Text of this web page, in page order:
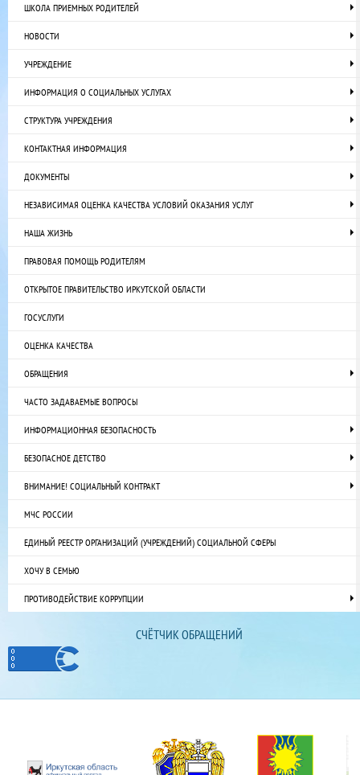
ШКОЛА ПРИЕМНЫХ РОДИТЕЛЕЙ
НОВОСТИ
УЧРЕЖДЕНИЕ
ИНФОРМАЦИЯ О СОЦИАЛЬНЫХ УСЛУГАХ
СТРУКТУРА УЧРЕЖДЕНИЯ
КОНТАКТНАЯ ИНФОРМАЦИЯ
ДОКУМЕНТЫ
НЕЗАВИСИМАЯ ОЦЕНКА КАЧЕСТВА УСЛОВИЙ ОКАЗАНИЯ УСЛУГ
НАША ЖИЗНЬ
ПРАВОВАЯ ПОМОЩЬ РОДИТЕЛЯМ
ОТКРЫТОЕ ПРАВИТЕЛЬСТВО ИРКУТСКОЙ ОБЛАСТИ
ГОСУСЛУГИ
ОЦЕНКА КАЧЕСТВА
ОБРАЩЕНИЯ
ЧАСТО ЗАДАВАЕМЫЕ ВОПРОСЫ
ИНФОРМАЦИОННАЯ БЕЗОПАСНОСТЬ
БЕЗОПАСНОЕ ДЕТСТВО
ВНИМАНИЕ! СОЦИАЛЬНЫЙ КОНТРАКТ
МЧС РОССИИ
ЕДИНЫЙ РЕЕСТР ОРГАНИЗАЦИЙ (УЧРЕЖДЕНИЙ) СОЦИАЛЬНОЙ СФЕРЫ
ХОЧУ В СЕМЬЮ
ПРОТИВОДЕЙСТВИЕ КОРРУПЦИИ
СЧЁТЧИК ОБРАЩЕНИЙ